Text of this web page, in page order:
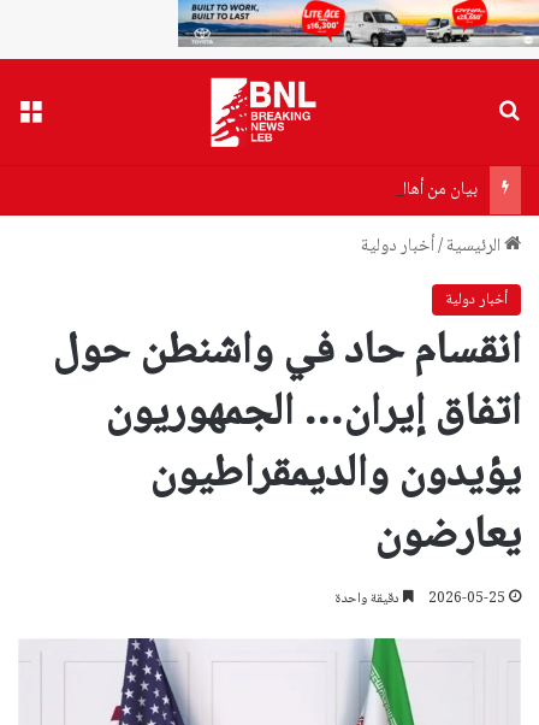
بيان من أهالي ضحايا مرفأ بيروت إلى وزير الصحة…هذا ما جاء فيه!
الرئيسية/أخبار دولية
أخبار دولية
انقسام حاد في واشنطن حول
اتفاق إيران… الجمهوريون
يؤيدون والديمقراطيون
يعارضون
2026-05-25 دقيقة واحدة